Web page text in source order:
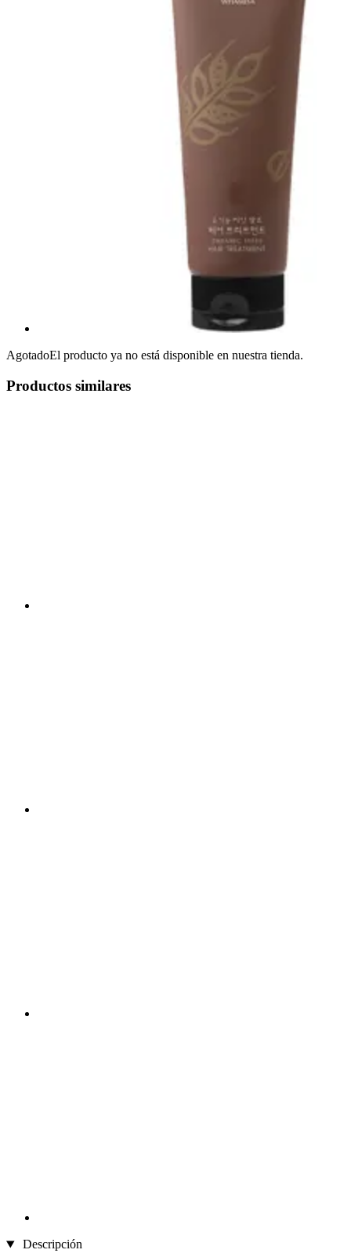
AgotadoEl producto ya no está disponible en nuestra tienda.
Productos similares
Descripción